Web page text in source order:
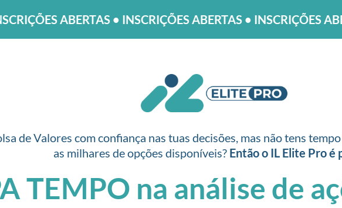
• INSCRIÇÕES ABERTAS • INSCRIÇÕES ABERTAS •
de Valores com confiança nas tuas decisões, mas não tens
as milhares de opções disponíveis? Então o IL Elite Pro é
TEMPO na análise de